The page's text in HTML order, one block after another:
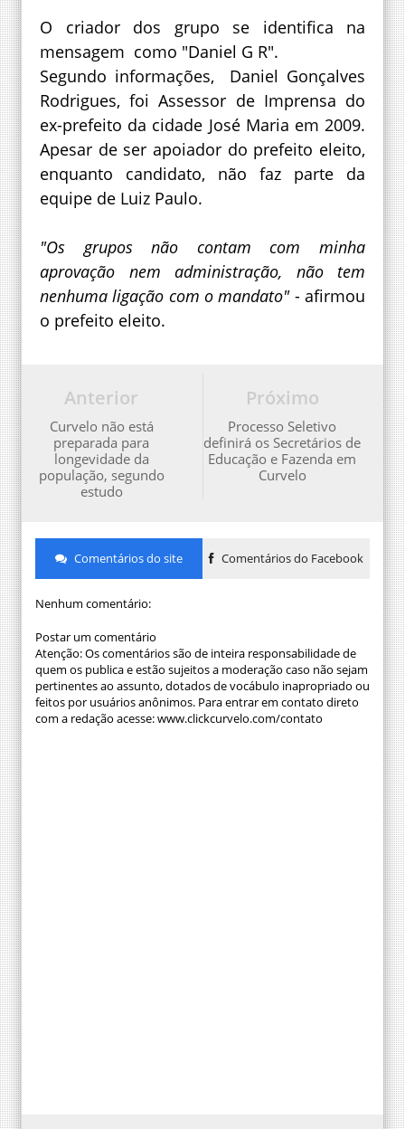
O criador dos grupo se identifica na
mensagem como "Daniel G R".
Segundo informações, Daniel Gonçalves
Rodrigues, foi Assessor de Imprensa do
ex-prefeito da cidade José Maria em 2009.
Apesar de ser apoiador do prefeito eleito,
enquanto candidato, não faz parte da
equipe de Luiz Paulo.
"Os grupos não contam com minha
aprovação nem administração, não tem
nenhuma ligação com o mandato"- afirmou
o prefeito eleito.
Próximo
Processo Seletivo
definirá os Secretários de
Educação e Fazenda em
Curvelo
Anterior
Curvelo não está
preparada para
longevidade da
população, segundo
estudo
Comentários do site Comentários do Facebook
Nenhum comentário:
Postar um comentário
Atenção: Os comentários são de inteira responsabilidade de
quem os publica e estão sujeitos a moderação caso não sejam
pertinentes ao assunto, dotados de vocábulo inapropriado ou
feitos por usuários anônimos. Para entrar em contato direto
com a redação acesse: www.clickcurvelo.com/contato